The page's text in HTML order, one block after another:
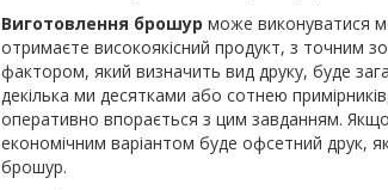
Виготовлення брошур може виконуватися
отримаєте високоякісний продукт, з точним
фактором, який визначить вид друку, буде
декілька ми десятками або сотнею
оперативно впорається з цим завданням.
економічним варіантом буде офсетний друк,
брошур.